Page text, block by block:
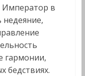
Император в
гармонии,
бедствиях.